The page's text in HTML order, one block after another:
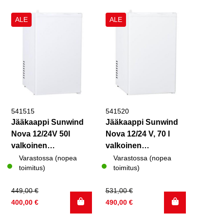
ALE
541515
Jääkaappi Sunwind
Nova 12/24V 50l
valkoinen
670x402x485mm
Varastossa (nopea
toimitus)
449,00€
Alkuperäinen
hinta
400,00 €
Nykyinen
hinta
ALE
541520
Jääkaappi Sunwind
Nova 12/24 V, 70 l
valkoinen
820x460x460mm
Varastossa (nopea
toimitus)
531,00€
Alkuperäinen
hinta
490,00 €
Nykyinen
hinta